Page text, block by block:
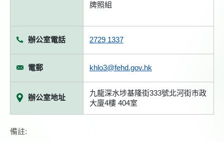
牌照組
辦公室電話 2729 1337
電郵 khlo3@fehd.gov.hk
辦公室地址
九龍深水埗基隆街333號北河街市政
大廈4樓 404室
備註: